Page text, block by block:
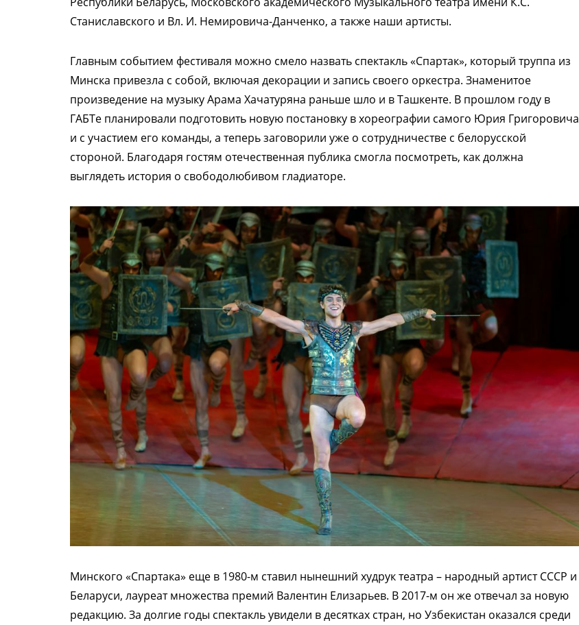
Станиславского и Вл. И. Немировича-Данченко, а также наши артисты.
Главным событием фестиваля можно смело назвать спектакль «Спартак», который труппа из
Минска привезла с собой, включая декорации и запись своего оркестра. Знаменитое
произведение на музыку Арама Хачатуряна раньше шло и в Ташкенте. В прошлом году в
ГАБТе планировали подготовить новую постановку в хореографии самого Юрия Григоровича
и с участием его команды, а теперь заговорили уже о сотрудничестве с белорусской
стороной. Благодаря гостям отечественная публика смогла посмотреть, как должна
выглядеть история о свободолюбивом гладиаторе.
Минского «Спартака» еще в 1980-м ставил нынешний худрук театра – народный артист СССР и
Беларуси, лауреат множества премий Валентин Елизарьев. В 2017-м он же отвечал за новую
редакцию. За долгие годы спектакль увидели в десятках стран, но Узбекистан оказался среди